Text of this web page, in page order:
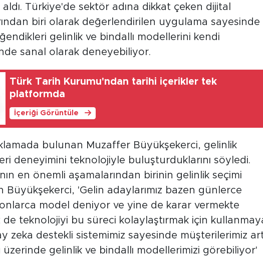
Türkiye'de sektör adına dikkat çeken dijital
biri olarak değerlendirilen uygulama sayesinde
gelinlik ve bindallı modellerini kendi
sanal olarak deneyebiliyor.
Türk Tarih Kurumu'ndan tarihi içerikler tek
platformda
İçeriği Görüntüle
bulunan Muzaffer Büyükşekerci, gelinlik
deneyimini teknolojiyle buluşturduklarını söyledi.
en önemli aşamalarından birinin gelinlik seçimi
'Gelin adaylarımız bazen günlerce
model deniyor ve yine de karar vermekte
de teknolojiyi bu süreci kolaylaştırmak için
zeka destekli sistemimiz sayesinde müşterilerimiz
gelinlik ve bindallı modellerimizi görebiliyor'